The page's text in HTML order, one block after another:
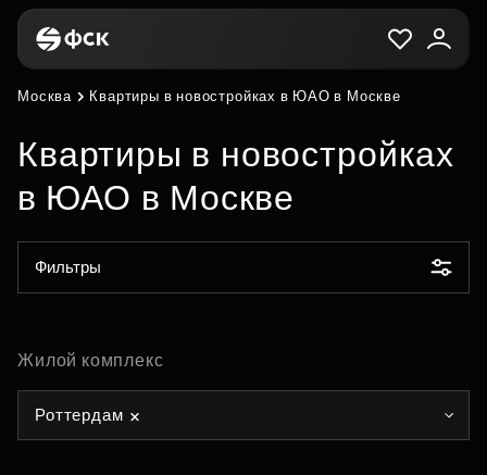
Москва Квартиры в новостройках в ЮАО в Москве
Квартиры в новостройках
в ЮАО в Москве
Фильтры
Жилой комплекс
Роттердам